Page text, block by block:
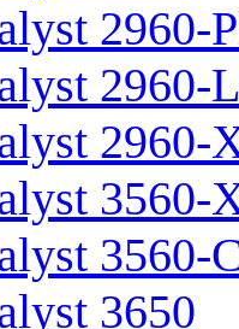
2960-
2960-L
2960-
3560-
3560-
3650